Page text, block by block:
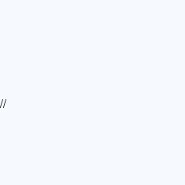
//